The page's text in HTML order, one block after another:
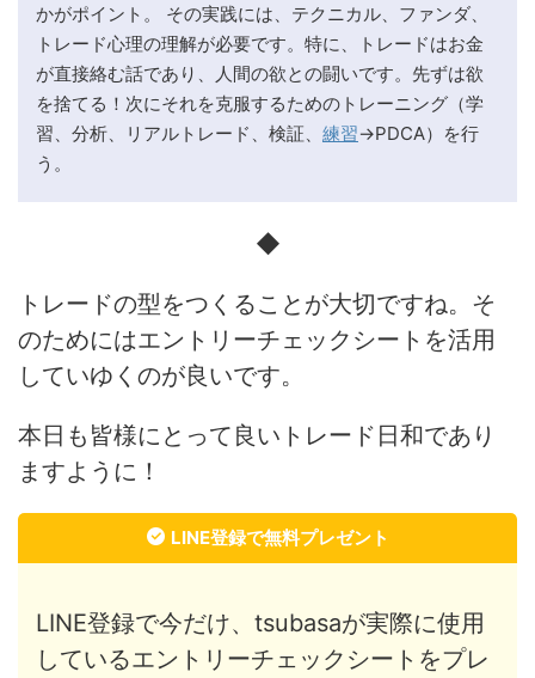
かがポイント。 その実践には、テクニカル、ファンダ、
トレード心理の理解が必要です。特に、トレードはお金
が直接絡む話であり、人間の欲との闘いです。先ずは欲
を捨てる！次にそれを克服するためのトレーニング（学
習、分析、リアルトレード、検証、 練習→PDCA）を行
う。
◆
トレードの型をつくることが大切ですね。そ
のためにはエントリーチェックシートを活用
していゆくのが良いです。
本日も皆様にとって良いトレード日和であり
ますように！
LINE登録で無料プレゼント
LINE登録で今だけ、tsubasaが実際に使用
しているエントリーチェックシートをプレ